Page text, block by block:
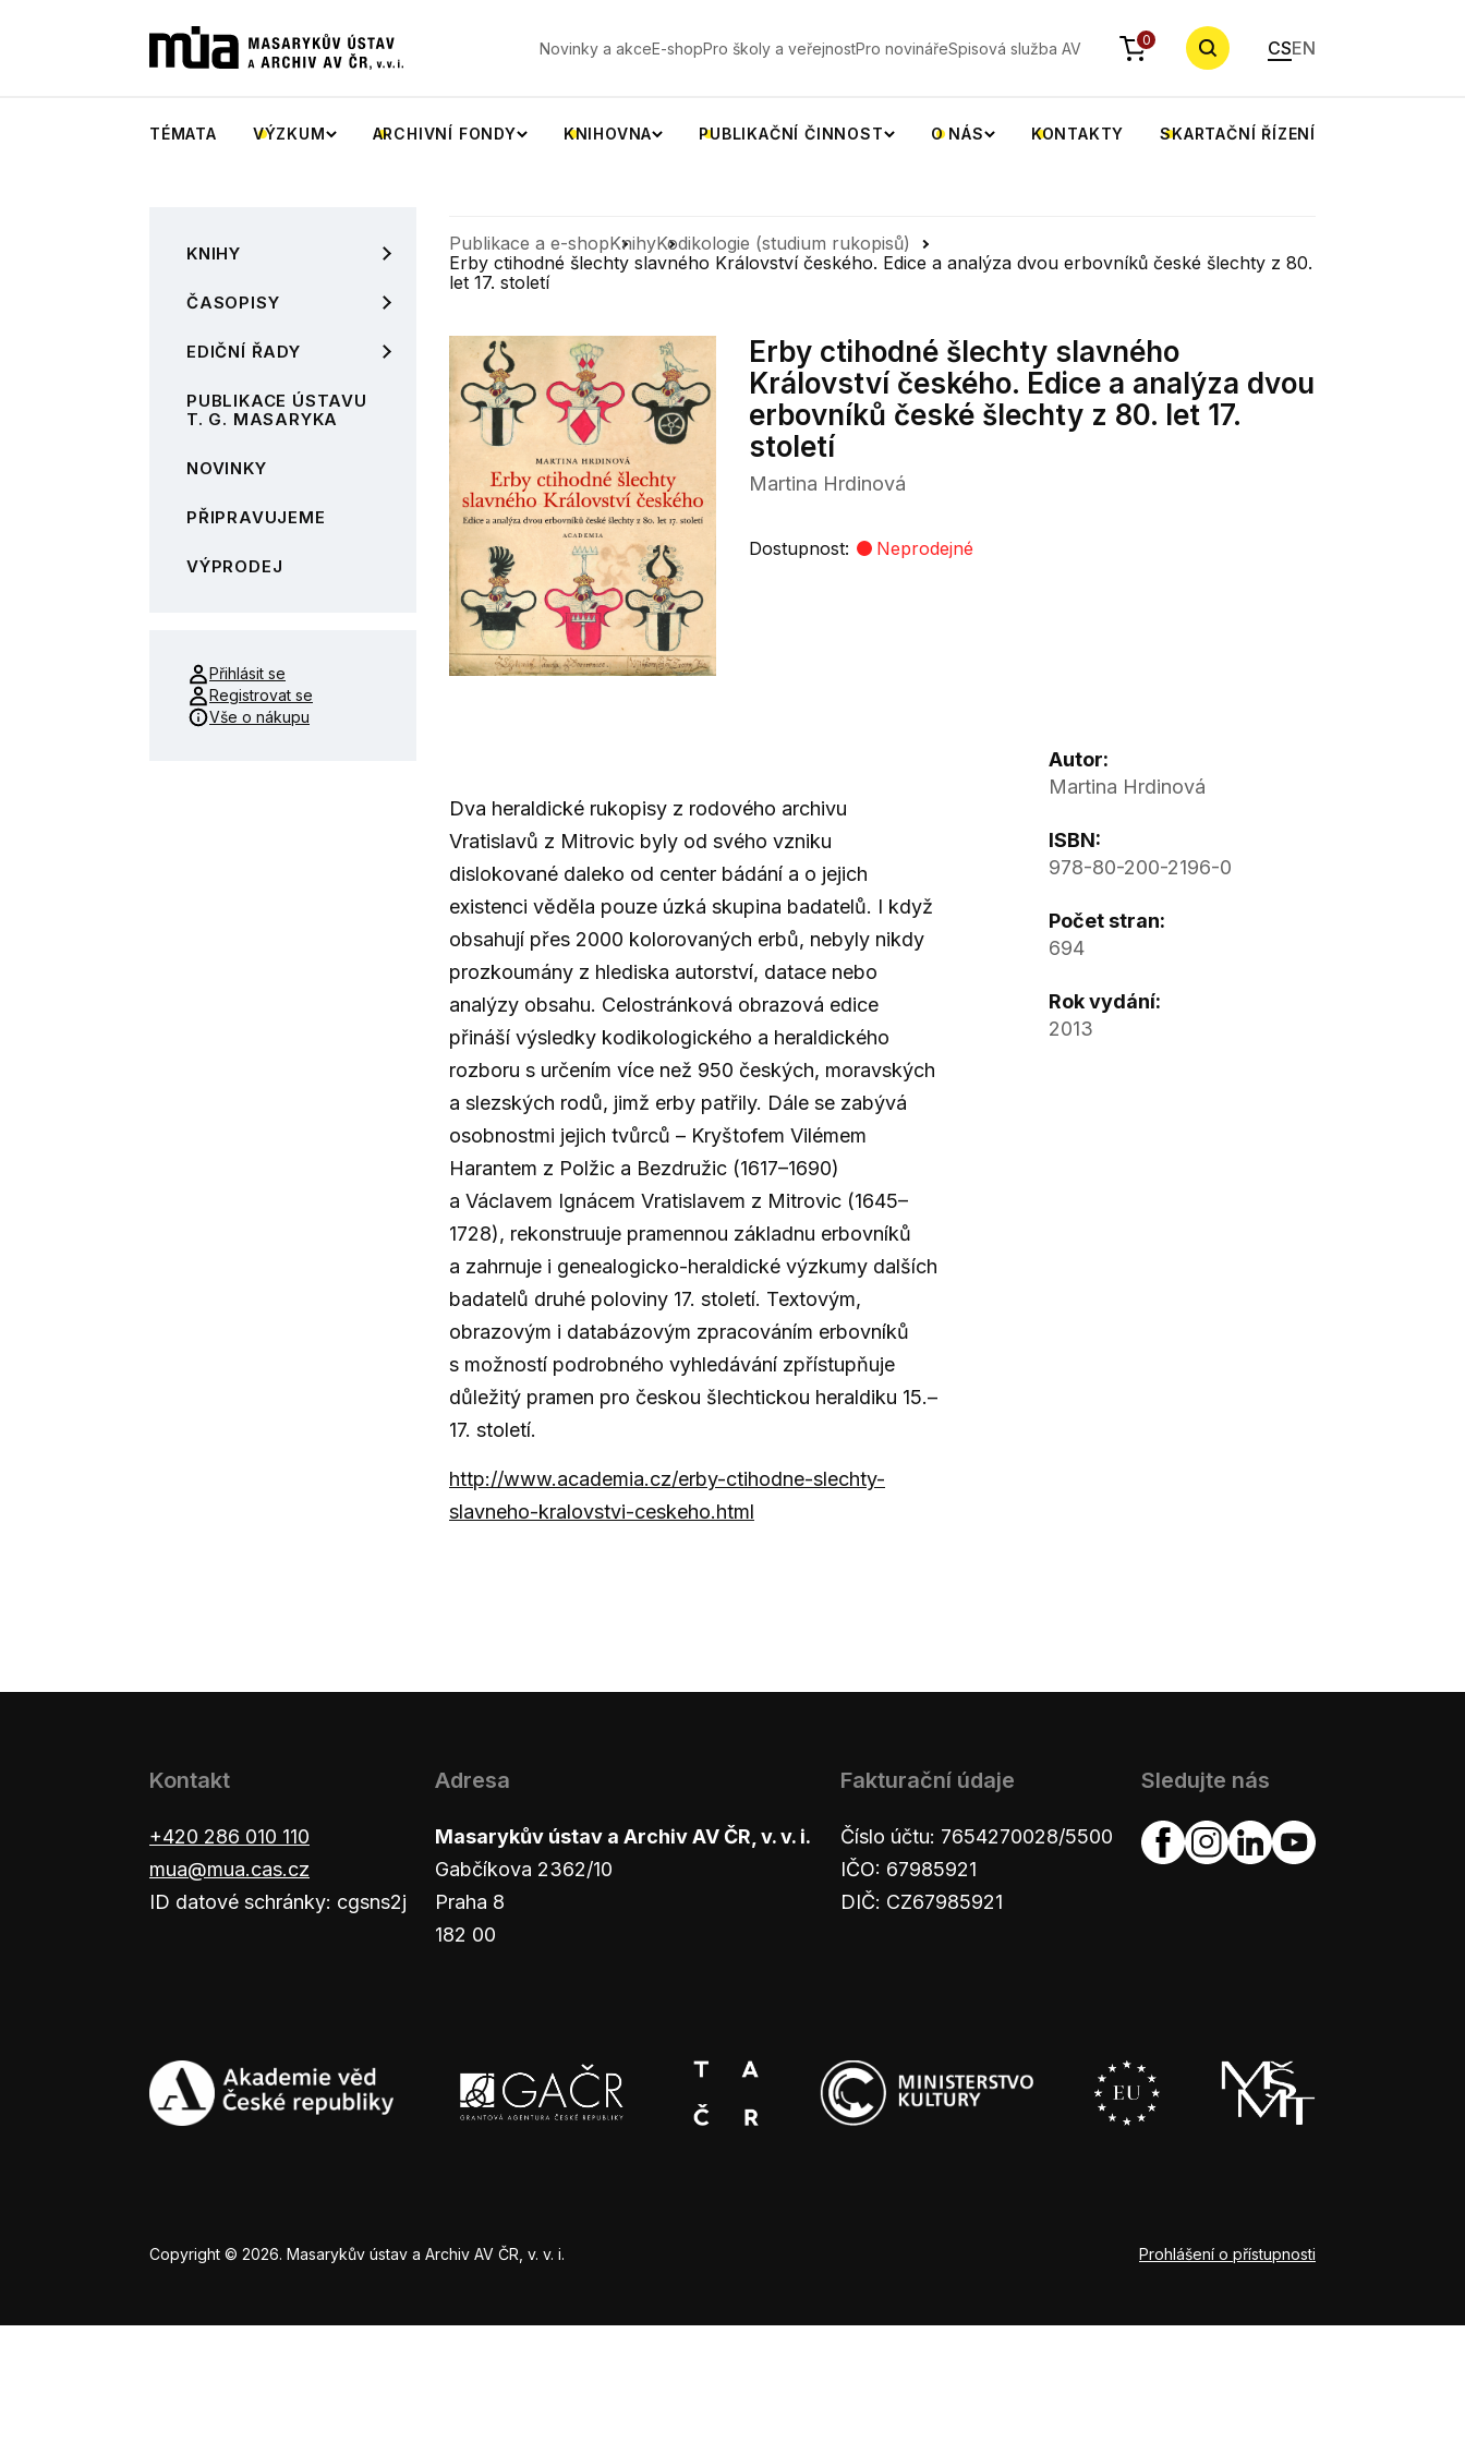
Novinky a akceE-shopPro školy a veřejnostPro novinářeSpisová služba AV 0 CSEN
TÉMATA VÝZKUM ARCHIVNÍ FONDY KNIHOVNA PUBLIKAČNÍ ČINNOST O NÁS KONTAKTY SKARTAČNÍ ŘÍZENÍ
KNIHY
ČASOPISY
EDIČNÍ ŘADY
PUBLIKACE ÚSTAVU
T. G. MASARYKA
NOVINKY
PŘIPRAVUJEME
VÝPRODEJ
Přihlásit se
Registrovat se
Vše o nákupu
Publikace a e-shopKnihyKodikologie (studium rukopisů)
Erby ctihodné šlechty slavného Království českého. Edice a analýza dvou erbovníků české šlechty z 80.
let 17. století
Erby ctihodné šlechty slavného
Království českého. Edice a analýza dvou
erbovníků české šlechty z 80. let 17.
století
Martina Hrdinová
Dostupnost: Neprodejné
Dva heraldické rukopisy z rodového archivu
Vratislavů z Mitrovic byly od svého vzniku
dislokované daleko od center bádání a o jejich
existenci věděla pouze úzká skupina badatelů. I když
obsahují přes 2000 kolorovaných erbů, nebyly nikdy
prozkoumány z hlediska autorství, datace nebo
analýzy obsahu. Celostránková obrazová edice
přináší výsledky kodikologického a heraldického
rozboru s určením více než 950 českých, moravských
a slezských rodů, jimž erby patřily. Dále se zabývá
osobnostmi jejich tvůrců – Kryštofem Vilémem
Harantem z Polžic a Bezdružic (1617–1690)
a Václavem Ignácem Vratislavem z Mitrovic (1645–
1728), rekonstruuje pramennou základnu erbovníků
a zahrnuje i genealogicko-heraldické výzkumy dalších
badatelů druhé poloviny 17. století. Textovým,
obrazovým i databázovým zpracováním erbovníků
s možností podrobného vyhledávání zpřístupňuje
důležitý pramen pro českou šlechtickou heraldiku 15.–
17. století.
http://www.academia.cz/erby-ctihodne-slechty-
slavneho-kralovstvi-ceskeho.html
Autor:
Martina Hrdinová
ISBN:
978-80-200-2196-0
Počet stran:
694
Rok vydání:
2013
Kontakt
+420 286 010 110
mua@mua.cas.cz
ID datové schránky: cgsns2j
Adresa
Masarykův ústav a Archiv AV ČR, v. v. i.
Gabčíkova 2362/10
Praha 8
182 00
Fakturační údaje
Číslo účtu: 7654270028/5500
IČO: 67985921
DIČ: CZ67985921
Sledujte nás
Copyright © 2026. Masarykův ústav a Archiv AV ČR, v. v. i. Prohlášení o přístupnosti